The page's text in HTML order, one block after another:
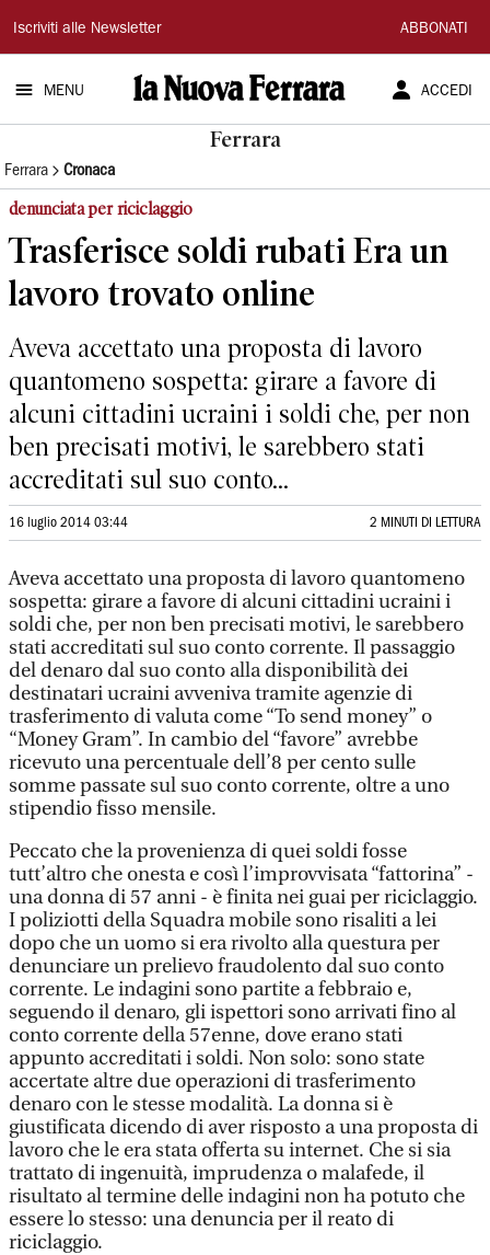
La
Nuova
Ferrara
Iscriviti alle Newsletter ABBONATI
MENU ACCEDI
Ferrara
Ferrara Cronaca
denunciata per riciclaggio
Trasferisce soldi rubati Era un
lavoro trovato online
Aveva accettato una proposta di lavoro
quantomeno sospetta: girare a favore di
alcuni cittadini ucraini i soldi che, per non
ben precisati motivi, le sarebbero stati
accreditati sul suo conto...
16 luglio 2014 03:44 2 MINUTI DI LETTURA
Aveva accettato una proposta di lavoro quantomeno
sospetta: girare a favore di alcuni cittadini ucraini i
soldi che, per non ben precisati motivi, le sarebbero
stati accreditati sul suo conto corrente. Il passaggio
del denaro dal suo conto alla disponibilità dei
destinatari ucraini avveniva tramite agenzie di
trasferimento di valuta come “To send money” o
“Money Gram”. In cambio del “favore” avrebbe
ricevuto una percentuale dell’8 per cento sulle
somme passate sul suo conto corrente, oltre a uno
stipendio fisso mensile.
Peccato che la provenienza di quei soldi fosse
tutt’altro che onesta e così l’improvvisata “fattorina” -
una donna di 57 anni - è finita nei guai per riciclaggio.
I poliziotti della Squadra mobile sono risaliti a lei
dopo che un uomo si era rivolto alla questura per
denunciare un prelievo fraudolento dal suo conto
corrente. Le indagini sono partite a febbraio e,
seguendo il denaro, gli ispettori sono arrivati fino al
conto corrente della 57enne, dove erano stati
appunto accreditati i soldi. Non solo: sono state
accertate altre due operazioni di trasferimento
denaro con le stesse modalità. La donna si è
giustificata dicendo di aver risposto a una proposta di
lavoro che le era stata offerta su internet. Che si sia
trattato di ingenuità, imprudenza o malafede, il
risultato al termine delle indagini non ha potuto che
essere lo stesso: una denuncia per il reato di
riciclaggio.